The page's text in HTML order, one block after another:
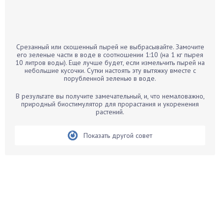
Бархатцы
Бегония
Бирючина
Бобовые
Срезанный или скошенный пырей не выбрасывайте. Замочите
его зеленые части в воде в соотношении 1:10 (на 1 кг пырея
10 литров воды). Еще лучше будет, если измельчить пырей на
небольшие кусочки. Сутки настоять эту вытяжку вместе с
порубленной зеленью в воде.
В результате вы получите замечательный, и, что немаловажно,
природный биостимулятор для прорастания и укоренения
растений.
Показать другой совет